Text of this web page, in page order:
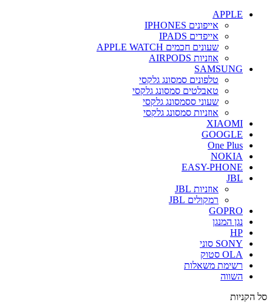
APPLE
אייפונים IPHONES
אייפדים IPADS
שעונים חכמים APPLE WATCH
אוזניות AIRPODS
SAMSUNG
טלפונים סמסונג גלקסי
טאבלטים סמסונג גלקסי
שעוני ססמסונג גלקסי
אוזניות סמסונג גלקסי
XIAOMI
GOOGLE
One Plus
NOKIA
EASY-PHONE
JBL
אוזניות JBL
רמקולים JBL
GOPRO
נגן המנגן
HP
SONY סוני
OLA סטוק
רשימת משאלות
השווה
סל הקניות